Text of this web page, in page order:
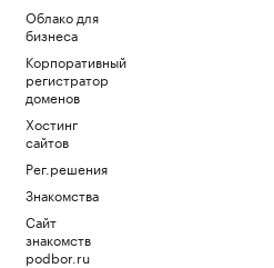
Облако для
бизнеса
Корпоративный
регистратор
доменов
Хостинг
сайтов
Рег.решения
Знакомства
Сайт
знакомств
podbor.ru